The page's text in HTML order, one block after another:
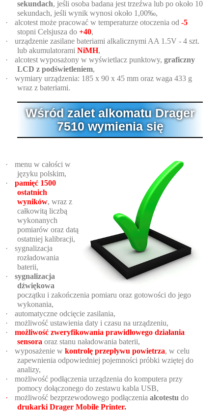
sekundach, jeśli osoba badana jest trzeźwa lub po około 10
sekundach, jeśli wynik wynosi około 1,00‰,
·
alcotest może pracować w temperaturze otoczenia od -5
stopni Celsjusza do +40,
·
urządzenie zasilane bateriami alkalicznymi AA 1.5V - 4 szt.
lub akumulatorami NiMH,
·
alcotest wyposażony w wyświetlacz punktowy, graficzny
LCD z podświetleniem,
·
wymiary urządzenia: 185 x 90 x 45 mm oraz waga 433 g
wraz z bateriami.
Wśród zalet alkomatu Drager
7510 wymienia się
·
menu w całości w
języku polskim,
·
pamięć 1500
ostatnich
wyników, wraz z
całkowitą liczbą
wykonanych
pomiarów oraz datą
ostatniej kalibracji,
·
sygnalizacja
rozładowania
baterii,
·
sygnalizacja
dźwiękowa
początku i zakończenia pomiaru oraz gotowości do jego
wykonania,
·
automatyczne odcięcie zasilania,
·
możliwość ustawienia daty i czasu na urządzeniu,
·
możliwość zweryfikowania prawidłowego działania
sensora oraz stanu naładowania baterii,
·
wyposażenie w kontrolę przepływu powietrza, w celu
zapewnienia odpowiedniej pojemności próbki wziętej do
analizy,
·
możliwość podłączenia urządzenia do komputera przy
pomocy dołączonego do zestawu kabla USB,
·
możliwość bezprzewodowego podłączenia alcotestu do
drukarki Drager Mobile Printer.